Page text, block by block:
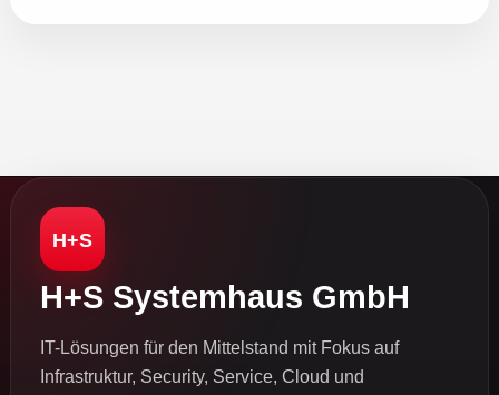
H+S
H+S Systemhaus GmbH
IT-Lösungen für den Mittelstand mit Fokus auf
Infrastruktur, Security, Service, Cloud und